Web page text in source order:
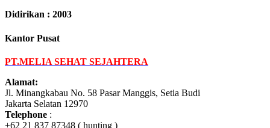
Didirikan : 2003
Kantor Pusat
PT.MELIA SEHAT SEJAHTERA
Alamat:
Jl. Minangkabau No. 58 Pasar Manggis, Setia Budi
Jakarta Selatan 12970
Telephone :
+62 21 837 87348 ( hunting )